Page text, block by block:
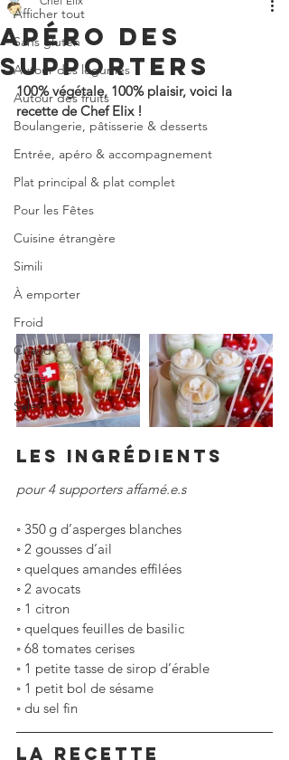
Afficher tout
Sans gluten
Autour des légumes
Autour des fruits
Boulangerie, pâtisserie & desserts
Entrée, apéro & accompagnement
Plat principal & plat complet
Pour les Fêtes
Cuisine étrangère
Simili
À emporter
Froid
Chaud
Sucré
Salé
APÉRO DES
SUPPORTERS
100% végétale, 100% plaisir, voici la
recette de Chef Elix !
LES INGRÉDIENTS
pour 4 supporters affamé.e.s
◦ 350 g d’asperges blanches
◦ 2 gousses d’ail
◦ quelques amandes effilées
◦ 2 avocats
◦ 1 citron
◦ quelques feuilles de basilic
◦ 68 tomates cerises
◦ 1 petite tasse de sirop d’érable
◦ 1 petit bol de sésame
◦ du sel fin
LA RECETTE